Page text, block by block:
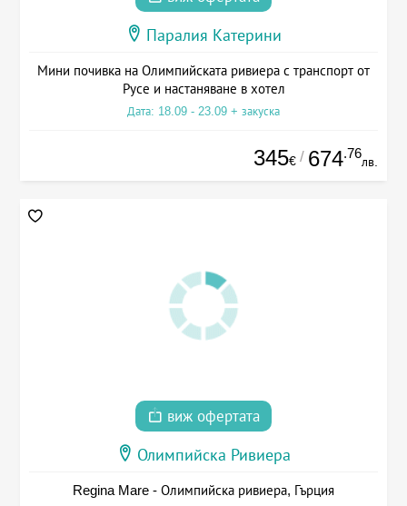
Паралия Катерини
Мини почивка на Олимпийската ривиера с транспорт от
Русе и настаняване в хотел
Дата: 18.09 - 23.09 + закуска
345€ / 674.76
лв.
виж офертата
Олимпийска Ривиера
Regina Mare - Олимпийска ривиера, Гърция